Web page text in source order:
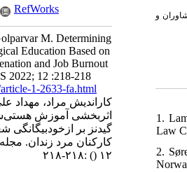
RefWorks
M. Determining
Education Based on
and Job Burnout
2022; 12 :218-218
1-2633-fa.html
کاراندیش مراد، مهداد
اثربخشی آموزش
گیدنز بر
۱۲ () :۲۱۸-۲۱۸
و
1.
Law
2.